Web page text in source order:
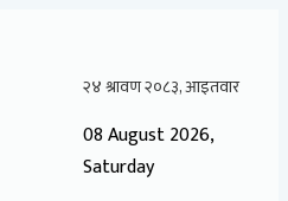
08 August 2026,
Saturday